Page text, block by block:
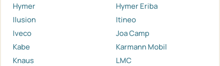
Hymer
Hymer Eriba
Ilusion
Itineo
Iveco
Joa Camp
Kabe
Karmann Mobil
Knaus
LMC